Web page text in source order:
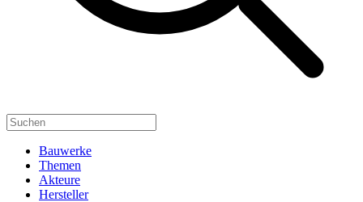
Bauwerke
Themen
Akteure
Hersteller